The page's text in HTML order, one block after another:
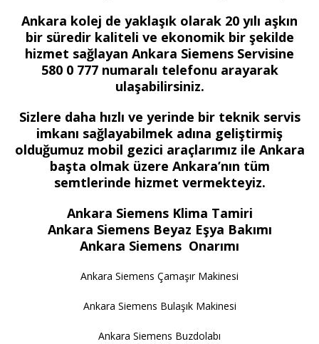
Ankara kolej de yaklaşık olarak 20 yılı aşkın
bir süredir kaliteli ve ekonomik bir şekilde
hizmet sağlayan Ankara Siemens Servisine
580 0 777 numaralı telefonu arayarak
ulaşabilirsiniz.
Sizlere daha hızlı ve yerinde bir teknik servis
imkanı sağlayabilmek adına geliştirmiş
olduğumuz mobil gezici araçlarımız ile Ankara
başta olmak üzere Ankara’nın tüm
semtlerinde hizmet vermekteyiz.
Ankara Siemens Klima Tamiri
Ankara Siemens Beyaz Eşya Bakımı
Ankara Siemens Onarımı
Ankara Siemens Çamaşır Makinesi
Ankara Siemens Bulaşık Makinesi
Ankara Siemens Buzdolabı